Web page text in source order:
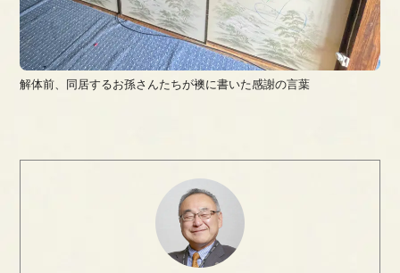
解体前、同居するお孫さんたちが襖に書いた感謝の言葉